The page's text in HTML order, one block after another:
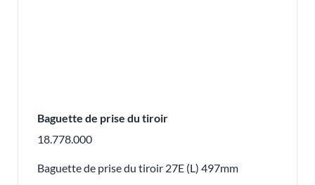
Baguette de prise du tiroir
18.778.000
Baguette de prise du tiroir 27E (L) 497mm